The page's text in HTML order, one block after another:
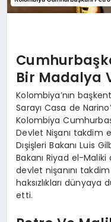
Bir Madalya
Kolombiya’nın
Sarayı Casa de
Kolombiya
Devlet Nişanı takdim
Dışişleri Bakanı Luis
Bakanı Riyad el-Maliki
devlet nişanını
haksızlıkları dünyaya
etti.